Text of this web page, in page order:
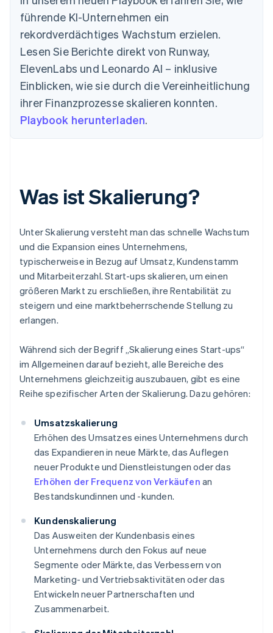
führende KI-Unternehmen ein
rekordverdächtiges Wachstum erzielen.
Lesen Sie Berichte direkt von Runway,
ElevenLabs und Leonardo AI – inklusive
Einblicken, wie sie durch die Vereinheitlichung
ihrer Finanzprozesse skalieren konnten.
Playbook herunterladen.
Was ist Skalierung?
Unter Skalierung versteht man das schnelle Wachstum
und die Expansion eines Unternehmens,
typischerweise in Bezug auf Umsatz, Kundenstamm
und Mitarbeiterzahl. Start-ups skalieren, um einen
größeren Markt zu erschließen, ihre Rentabilität zu
steigern und eine marktbeherrschende Stellung zu
erlangen.
Während sich der Begriff „Skalierung eines Start-ups“
im Allgemeinen darauf bezieht, alle Bereiche des
Unternehmens gleichzeitig auszubauen, gibt es eine
Reihe spezifischer Arten der Skalierung. Dazu gehören:
Umsatzskalierung
Erhöhen des Umsatzes eines Unternehmens durch
das Expandieren in neue Märkte, das Auflegen
neuer Produkte und Dienstleistungen oder das
Erhöhen der Frequenz von Verkäufen an
Bestandskundinnen und -kunden.
Kundenskalierung
Das Ausweiten der Kundenbasis eines
Unternehmens durch den Fokus auf neue
Segmente oder Märkte, das Verbessern von
Marketing- und Vertriebsaktivitäten oder das
Entwickeln neuer Partnerschaften und
Zusammenarbeit.